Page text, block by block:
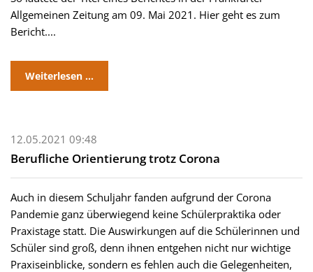
Allgemeinen Zeitung am 09. Mai 2021. Hier geht es zum
Bericht....
Weiterlesen …
12.05.2021 09:48
Berufliche Orientierung trotz Corona
Auch in diesem Schuljahr fanden aufgrund der Corona
Pandemie ganz überwiegend keine Schülerpraktika oder
Praxistage statt. Die Auswirkungen auf die Schülerinnen und
Schüler sind groß, denn ihnen entgehen nicht nur wichtige
Praxiseinblicke, sondern es fehlen auch die Gelegenheiten,